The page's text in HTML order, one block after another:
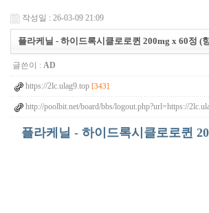
작성일 : 26-03-09 21:09
플라케닐 - 하이드록시클로로퀸 200mg x 60정 (
글쓴이 : AD
https://2lc.ulag9.top [343]
http://poolbit.net/board/bbs/logout.php?url=https://
플라케닐 - 하이드록시클로로퀸